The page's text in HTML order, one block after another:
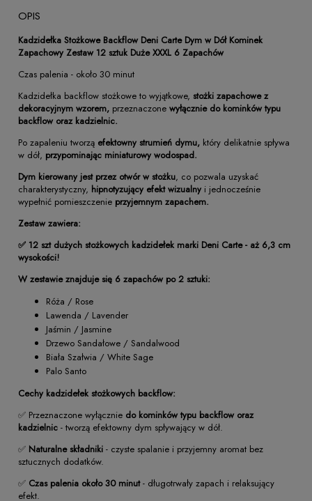
OPIS
Kadzidełka Stożkowe Backflow Deni Carte Dym w Dół Kominek
Zapachowy Zestaw 12 sztuk Duże XXXL 6 Zapachów
Czas palenia - około 30 minut
Kadzidełka backflow stożkowe to wyjątkowe, stożki zapachowe z
dekoracyjnym wzorem, przeznaczone wyłącznie do kominków typu
backflow oraz kadzielnic.
Po zapaleniu tworzą efektowny strumień dymu, który delikatnie spływa
w dół, przypominając miniaturowy wodospad.
Dym kierowany jest przez otwór w stożku, co pozwala uzyskać
charakterystyczny, hipnotyzujący efekt wizualny i jednocześnie
wypełnić pomieszczenie przyjemnym zapachem.
Zestaw zawiera:
✅ 12 szt dużych stożkowych kadzidełek marki Deni Carte - aż 6,3 cm
wysokości!
W zestawie znajduje się 6 zapachów po 2 sztuki:
Róża / Rose
Lawenda / Lavender
Jaśmin / Jasmine
Drzewo Sandałowe / Sandalwood
Biała Szałwia / White Sage
Palo Santo
Cechy kadzidełek stożkowych backflow:
✅ Przeznaczone wyłącznie do kominków typu backflow oraz
kadzielnic - tworzą efektowny dym spływający w dół.
✅ Naturalne składniki - czyste spalanie i przyjemny aromat bez
sztucznych dodatków.
✅ Czas palenia około 30 minut- długotrwały zapach i relaksujący
efekt.